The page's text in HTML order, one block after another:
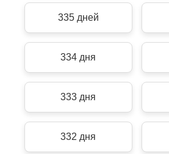
335 дней
334 дня
333 дня
332 дня